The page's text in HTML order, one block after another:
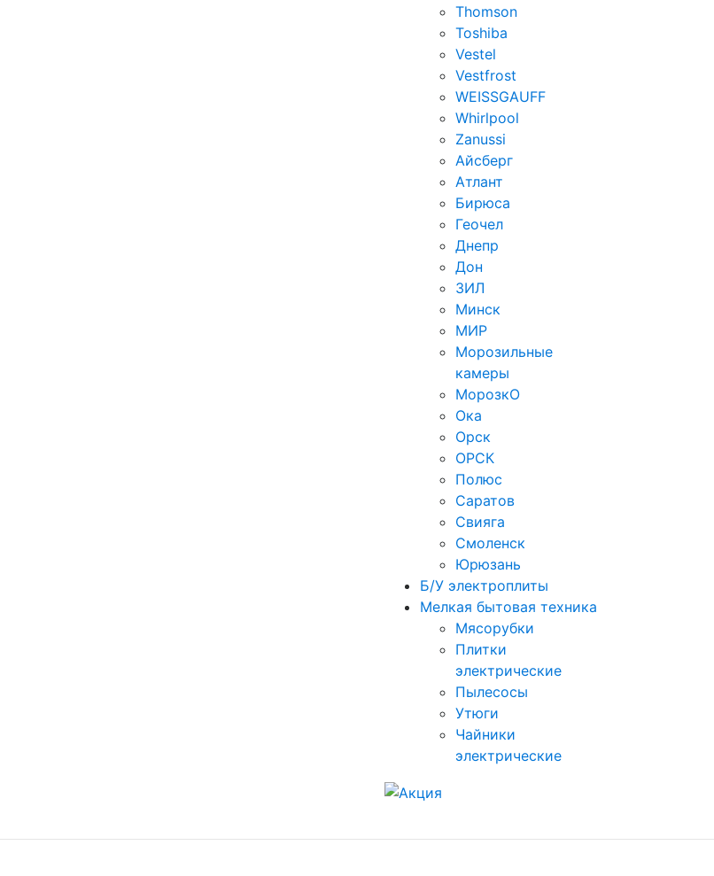
Thomson
Toshiba
Vestel
Vestfrost
WEISSGAUFF
Whirlpool
Zanussi
Айсберг
Атлант
Бирюса
Геочел
Днепр
Дон
ЗИЛ
Минск
МИР
Морозильные
камеры
МорозкО
Ока
Орск
ОРСК
Полюс
Саратов
Свияга
Смоленск
Юрюзань
Б/У электроплиты
Мелкая бытовая техника
Мясорубки
Плитки
электрические
Пылесосы
Утюги
Чайники
электрические